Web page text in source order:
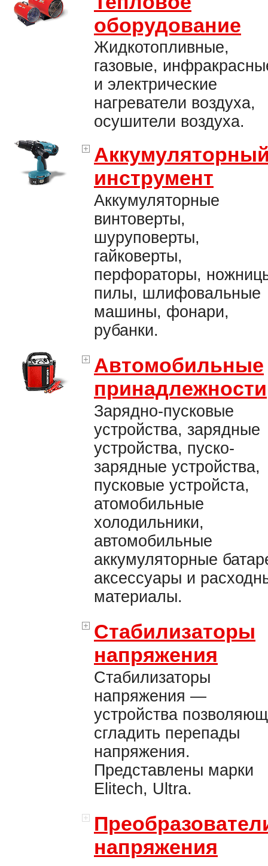
оборудование
Жидкотопливные,
газовые,
и электрические
нагреватели воздуха,
осушители воздуха.
инструмент
Аккумуляторные
винтоверты,
шуруповерты,
гайковерты,
перфораторы,
пилы, шлифовальные
машины, фонари,
рубанки.
Автомобильные
принадлежности
Зарядно-пусковые
устройства, зарядные
устройства, пуско-
зарядные устройства,
пусковые устройста,
атомобильные
холодильники,
автомобильные
аккумуляторные
аксессуары и
материалы.
Стабилизаторы
напряжения
Стабилизаторы
напряжения —
устройства
сгладить перепады
напряжения.
Представлены марки
Elitech, Ultra.
напряжения